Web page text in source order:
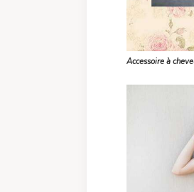
Accessoire à